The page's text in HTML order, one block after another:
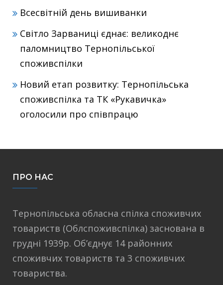
Всесвітній день вишиванки
Світло Зарваниці єднає: великоднє
паломництво Тернопільської
споживспілки
Новий етап розвитку: Тернопільська
споживспілка та ТК «Рукавичка»
оголосили про співпрацю
ПРО НАС
Тернопільська обласна спілка споживчих
товариств (Облспоживспілка) заснована в
грудні 1939р. Об’єднує 14 районних
споживчих товариств та 3 споживчих
товариства.